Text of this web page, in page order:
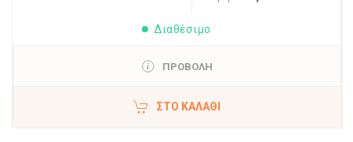
Διαθέσιμο
ΠΡΟΒΟΛΗ
ΣΤΟ ΚΑΛΆΘΙ